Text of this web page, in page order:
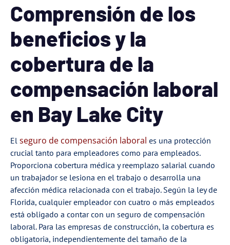
Comprensión de los
beneficios y la
cobertura de la
compensación laboral
en Bay Lake City
El seguro de compensación laboral es una protección
crucial tanto para empleadores como para empleados.
Proporciona cobertura médica y reemplazo salarial cuando
un trabajador se lesiona en el trabajo o desarrolla una
afección médica relacionada con el trabajo. Según la ley de
Florida, cualquier empleador con cuatro o más empleados
está obligado a contar con un seguro de compensación
laboral. Para las empresas de construcción, la cobertura es
obligatoria, independientemente del tamaño de la